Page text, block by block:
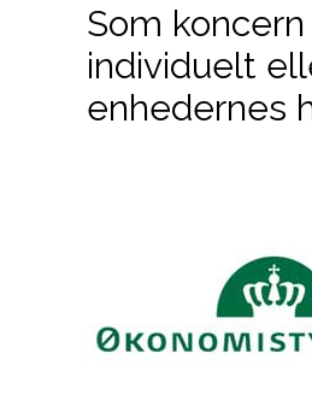
Som
individuelt
enhedernes